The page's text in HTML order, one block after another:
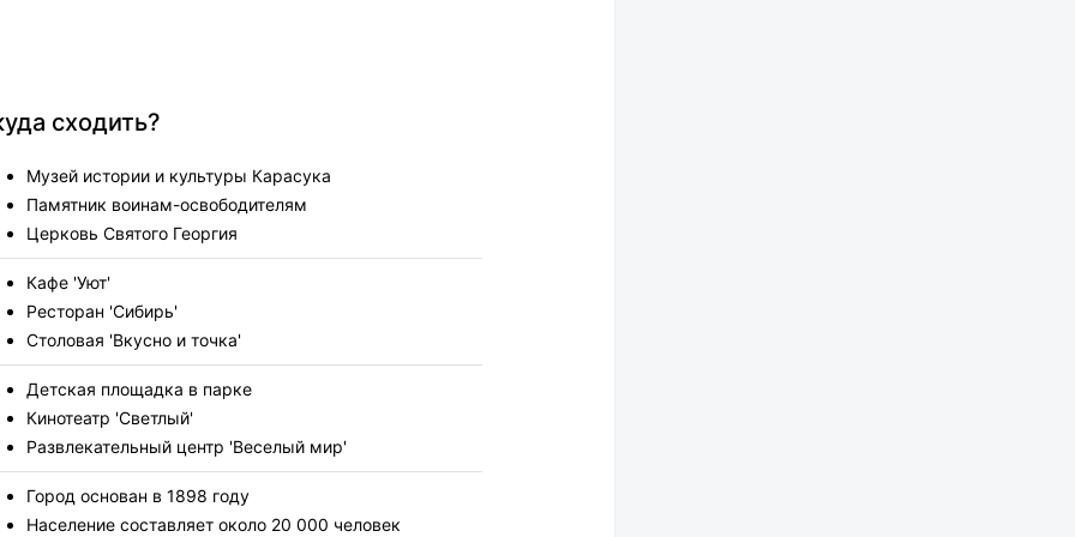
сходить?
Музей истории и культуры Карасука
Памятник воинам-освободителям
Церковь Святого Георгия
Кафе 'Уют'
Ресторан 'Сибирь'
Столовая 'Вкусно и точка'
Детская площадка в парке
Кинотеатр 'Светлый'
Развлекательный центр 'Веселый мир'
Город основан в 1898 году
Население составляет около 20 000 человек